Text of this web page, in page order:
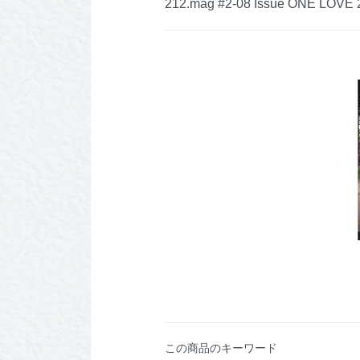
212.mag #2-08 Issue ONE LOVE
この商品のキーワード